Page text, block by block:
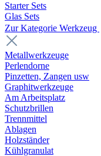
Starter Sets
Glas Sets
Zur Kategorie Werkzeug
Metallwerkzeuge
Perlendorne
Pinzetten, Zangen usw
Graphitwerkzeuge
Am Arbeitsplatz
Schutzbrillen
Trennmittel
Ablagen
Holzständer
Kühlgranulat